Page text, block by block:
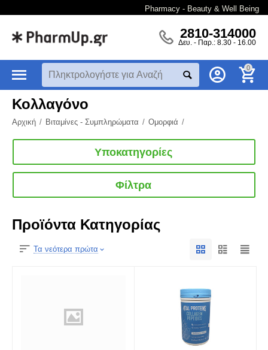
Pharmacy - Beauty & Well Being
2810-314000
Δευ. - Παρ.: 8.30 - 16.00
0
Κολλαγόνο
Αρχική / Βιταμίνες - Συμπληρώματα / Ομορφιά /
Υποκατηγορίες
Φίλτρα
Προϊόντα Κατηγορίας
Τα νεότερα πρώτα